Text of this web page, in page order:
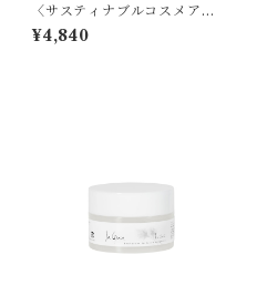
〈サスティナブルコスメアワ
ード受賞〉天然シリカ化粧水
ラ・グレース 再生 -（エビデ
¥4,840